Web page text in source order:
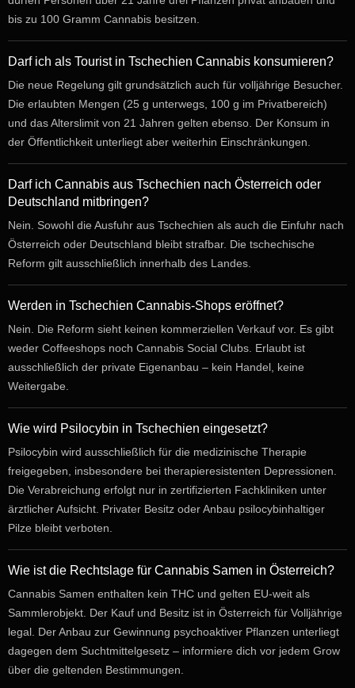
bis zu 100 Gramm Cannabis besitzen.
Darf ich als Tourist in Tschechien Cannabis konsumieren?
Die neue Regelung gilt grundsätzlich auch für volljährige Besucher.
Die erlaubten Mengen (25 g unterwegs, 100 g im Privatbereich)
und das Alterslimit von 21 Jahren gelten ebenso. Der Konsum in
der Öffentlichkeit unterliegt aber weiterhin Einschränkungen.
Darf ich Cannabis aus Tschechien nach Österreich oder
Deutschland mitbringen?
Nein. Sowohl die Ausfuhr aus Tschechien als auch die Einfuhr nach
Österreich oder Deutschland bleibt strafbar. Die tschechische
Reform gilt ausschließlich innerhalb des Landes.
Werden in Tschechien Cannabis-Shops eröffnet?
Nein. Die Reform sieht keinen kommerziellen Verkauf vor. Es gibt
weder Coffeeshops noch Cannabis Social Clubs. Erlaubt ist
ausschließlich der private Eigenanbau – kein Handel, keine
Weitergabe.
Wie wird Psilocybin in Tschechien eingesetzt?
Psilocybin wird ausschließlich für die medizinische Therapie
freigegeben, insbesondere bei therapieresistenten Depressionen.
Die Verabreichung erfolgt nur in zertifizierten Fachkliniken unter
ärztlicher Aufsicht. Privater Besitz oder Anbau psilocybinhaltiger
Pilze bleibt verboten.
Wie ist die Rechtslage für Cannabis Samen in Österreich?
Cannabis Samen enthalten kein THC und gelten EU-weit als
Sammlerobjekt. Der Kauf und Besitz ist in Österreich für Volljährige
legal. Der Anbau zur Gewinnung psychoaktiver Pflanzen unterliegt
dagegen dem Suchtmittelgesetz – informiere dich vor jedem Grow
über die geltenden Bestimmungen.